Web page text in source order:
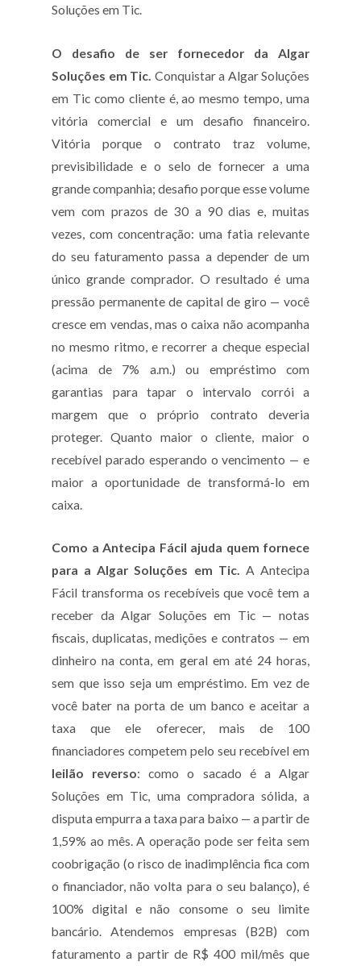
Soluções em Tic.
O desafio de ser fornecedor da Algar
Soluções em Tic. Conquistar a Algar Soluções
em Tic como cliente é, ao mesmo tempo, uma
vitória comercial e um desafio financeiro.
Vitória porque o contrato traz volume,
previsibilidade e o selo de fornecer a uma
grande companhia; desafio porque esse volume
vem com prazos de 30 a 90 dias e, muitas
vezes, com concentração: uma fatia relevante
do seu faturamento passa a depender de um
único grande comprador. O resultado é uma
pressão permanente de capital de giro — você
cresce em vendas, mas o caixa não acompanha
no mesmo ritmo, e recorrer a cheque especial
(acima de 7% a.m.) ou empréstimo com
garantias para tapar o intervalo corrói a
margem que o próprio contrato deveria
proteger. Quanto maior o cliente, maior o
recebível parado esperando o vencimento — e
maior a oportunidade de transformá-lo em
caixa.
Como a Antecipa Fácil ajuda quem fornece
para a Algar Soluções em Tic. A Antecipa
Fácil transforma os recebíveis que você tem a
receber da Algar Soluções em Tic — notas
fiscais, duplicatas, medições e contratos — em
dinheiro na conta, em geral em até 24 horas,
sem que isso seja um empréstimo. Em vez de
você bater na porta de um banco e aceitar a
taxa que ele oferecer, mais de 100
financiadores competem pelo seu recebível em
leilão reverso: como o sacado é a Algar
Soluções em Tic, uma compradora sólida, a
disputa empurra a taxa para baixo — a partir de
1,59% ao mês. A operação pode ser feita sem
coobrigação (o risco de inadimplência fica com
o financiador, não volta para o seu balanço), é
100% digital e não consome o seu limite
bancário. Atendemos empresas (B2B) com
faturamento a partir de R$ 400 mil/mês que